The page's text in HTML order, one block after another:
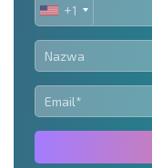
UNITED
STATES
+1
+1